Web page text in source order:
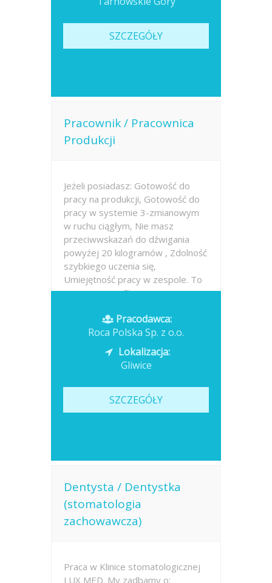
SZCZEGÓŁY
Pracownik / Pracownica
Produkcji
Jeżeli posiadasz: Gotowość do
pracy na produkcji, Gotowość do
pracy w systemie 3-zmianowym
w ruchu ciągłym, Nie masz
przeciwwskazań do dźwigania
powyżej 20 kilogramów , Zdolność
szybkiego uczenia się,
Umiejętność pracy w zespole. To
my nauczymy Cię:...
Opublikowano: dzisiajPracodawca:
Roca Polska Sp. z o.o.
Lokalizacja:
Gliwice
SZCZEGÓŁY
Dentysta / Dentystka
(stomatologia
zachowawcza)
Praca w Klinice stomatologicznej
LUX MED. My zadbamy o: